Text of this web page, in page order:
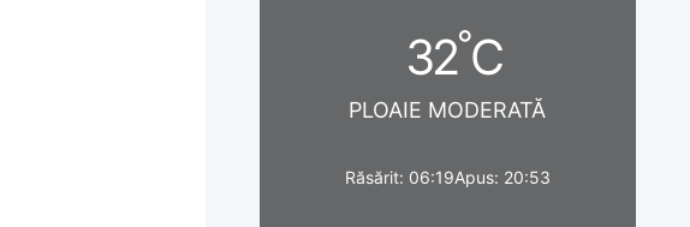
32°C
PLOAIE MODERATĂ
Răsărit: 06:19Apus: 20:53